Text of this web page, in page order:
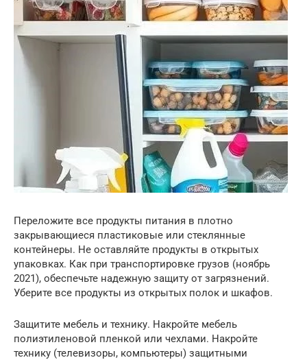
Переложите все продукты питания в плотно
закрывающиеся пластиковые или стеклянные
контейнеры. Не оставляйте продукты в открытых
упаковках. Как при транспортировке грузов (ноябрь
2021), обеспечьте надежную защиту от загрязнений.
Уберите все продукты из открытых полок и шкафов.
Защитите мебель и технику. Накройте мебель
полиэтиленовой пленкой или чехлами. Накройте
технику (телевизоры, компьютеры) защитными